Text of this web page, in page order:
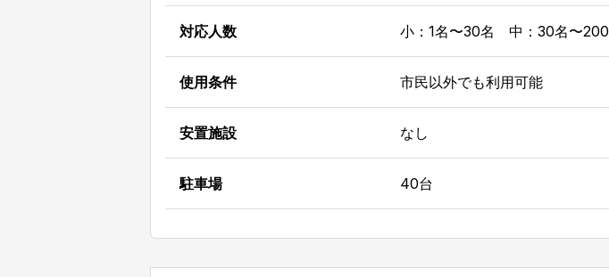
対応人数 小：1名〜30名 中：30名〜
使用条件 市民以外でも利用可能
安置施設 なし
駐車場 40台